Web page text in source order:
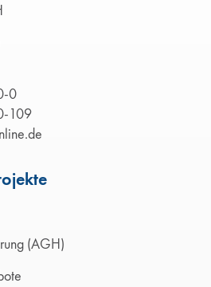
0
109
(AGH)